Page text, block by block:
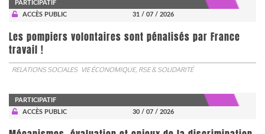
PARTICIPATIF
ACCÈS PUBLIC
31 / 07 / 2026
Les pompiers volontaires sont pénalisés par France
travail !
RELATIONS SOCIALES VIE ÉCONOMIQUE, RSE & SOLIDARITÉ
PARTICIPATIF
ACCÈS PUBLIC
30 / 07 / 2026